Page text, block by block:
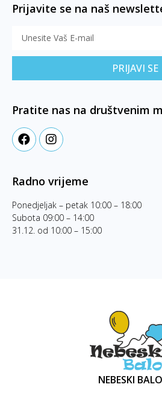
Prijavite se na naš
PRIJAVI SE
Pratite nas na društvenim
Radno vrijeme
Ponedjeljak – petak 10:00 – 18:00
Subota 09:00 – 14:00
31.12. od 10:00 – 15:00
NEBESKI